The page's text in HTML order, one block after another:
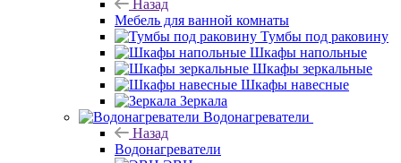
Назад
Мебель для ванной комнаты
Тумбы под раковину
Шкафы напольные
Шкафы зеркальные
Шкафы навесные
Зеркала
Водонагреватели
Назад
Водонагреватели